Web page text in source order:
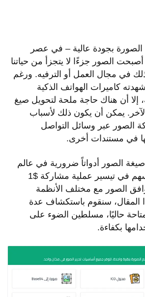
الصورة بجودة عالية – في عصر
أصبحت الصور جزءًا لا يتجزأ من حياتنا
ذلك في مجال العمل أو الترفيه. ورغم
شهدته كاميرات الهواتف الذكية
إلا أن هناك حاجة ملحة لتحويل صيغ
يمكن أن يكون ذلك لأسباب
الصور عبر وسائل التواصل
في مستندات أخرى.
الصور أدواتاً ضرورية في عالم
التكنولوجيا، حيث تسهم في تيسير عملية مشاركة $1
الصور مع مختلف الأنظمة
المقال، سنقوم باستكشاف عدة
تحويل $1 المتاحة حاليًا، مسلطين الضوء على
بكفاءة.